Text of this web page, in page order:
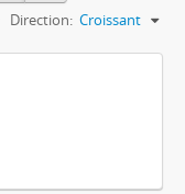
Direction: Croissant